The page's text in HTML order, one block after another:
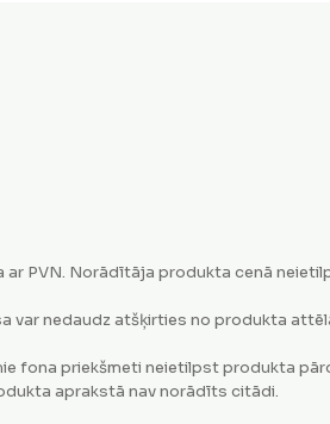
ar PVN. Norādītāja produkta cenā
var nedaudz atšķirties no produkta
fona priekšmeti neietilpst produkta
aprakstā nav norādīts citādi.